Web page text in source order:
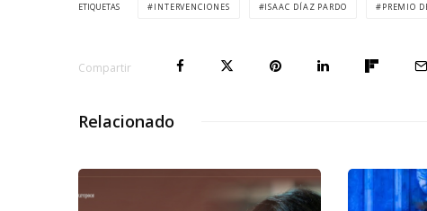
ETIQUETAS INTERVENCIONES ISAAC DÍAZ PARDO PREMIO
Compartir
Relacionado